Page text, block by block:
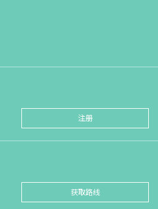
注册
获取路线